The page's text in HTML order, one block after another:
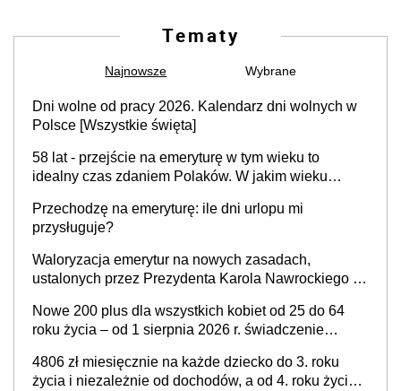
Tematy
Najnowsze Wybrane
Dni wolne od pracy 2026. Kalendarz dni wolnych w
Polsce [Wszystkie święta]
58 lat - przejście na emeryturę w tym wieku to
idealny czas zdaniem Polaków. W jakim wieku
Przechodzę na emeryturę: ile dni urlopu mi
przysługuje?
Waloryzacja emerytur na nowych zasadach,
ustalonych przez Prezydenta Karola Nawrockiego –
podwyżka świadczeń?
Nowe 200 plus dla wszystkich kobiet od 25 do 64
roku życia – od 1 sierpnia 2026 r. świadczenie
4806 zł miesięcznie na każde dziecko do 3. roku
życia i niezależnie od dochodów, a od 4. roku życia